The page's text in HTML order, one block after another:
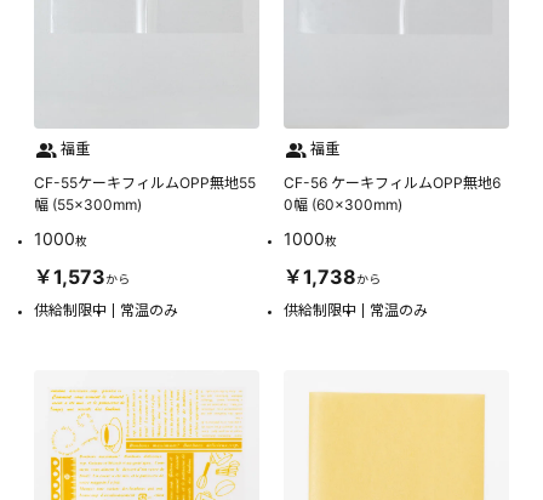
福重
CF-55ケーキフィルムOPP無地55
幅 (55×300mm)
1000枚
￥1,573から
供給制限中 常温のみ
福重
CF-56 ケーキフィルムOPP無地6
0幅 (60×300mm)
1000枚
￥1,738から
供給制限中 常温のみ